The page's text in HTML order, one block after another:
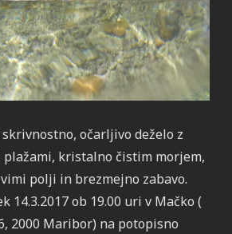
očarljivo deželo z
kristalno čistim morjem,
polji in brezmejno zabavo.
14.3.2017 ob 19.00 uri v Mačko (
2000 Maribor) na potopisno